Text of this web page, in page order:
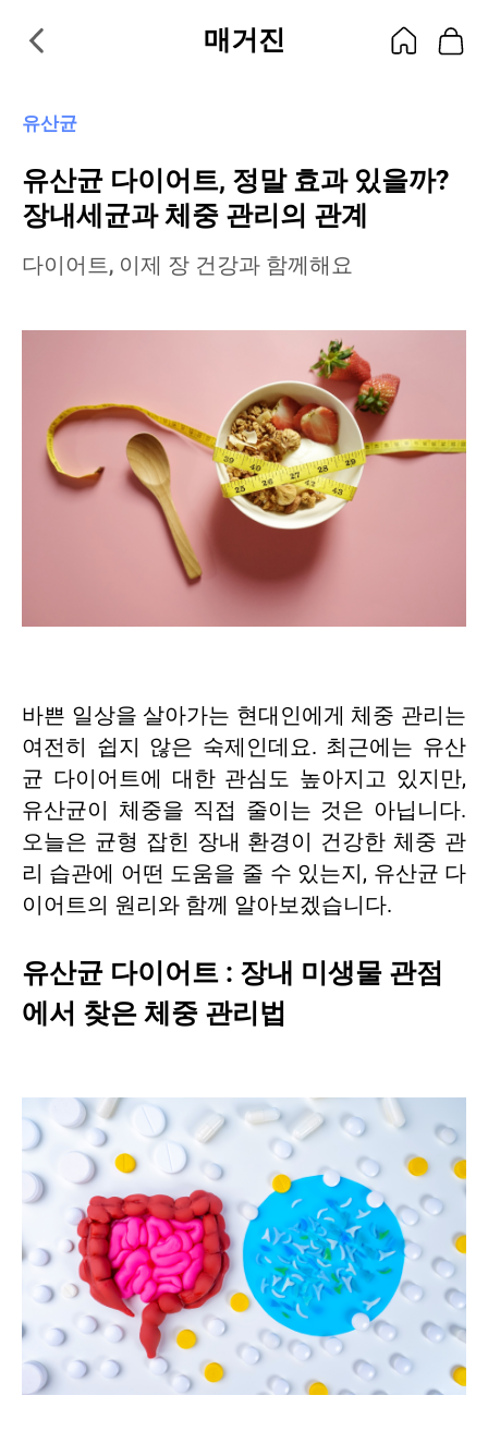
매거진
유산균
유산균 다이어트, 정말 효과 있을까?
장내세균과 체중 관리의 관계
다이어트, 이제 장 건강과 함께해요
바쁜 일상을 살아가는 현대인에게 체중 관리는
여전히 쉽지 않은 숙제인데요. 최근에는 유산
균 다이어트에 대한 관심도 높아지고 있지만,
유산균이 체중을 직접 줄이는 것은 아닙니다.
오늘은 균형 잡힌 장내 환경이 건강한 체중 관
리 습관에 어떤 도움을 줄 수 있는지, 유산균 다
이어트의 원리와 함께 알아보겠습니다.
유산균 다이어트 : 장내 미생물 관점
에서 찾은 체중 관리법